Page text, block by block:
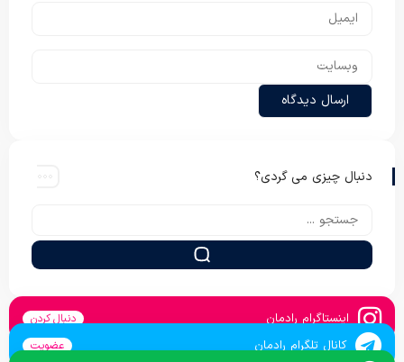
دنبال چیزی می گردی؟
اینستاگرام رادمان دنبال کردن
کانال تلگرام رادمان عضویت